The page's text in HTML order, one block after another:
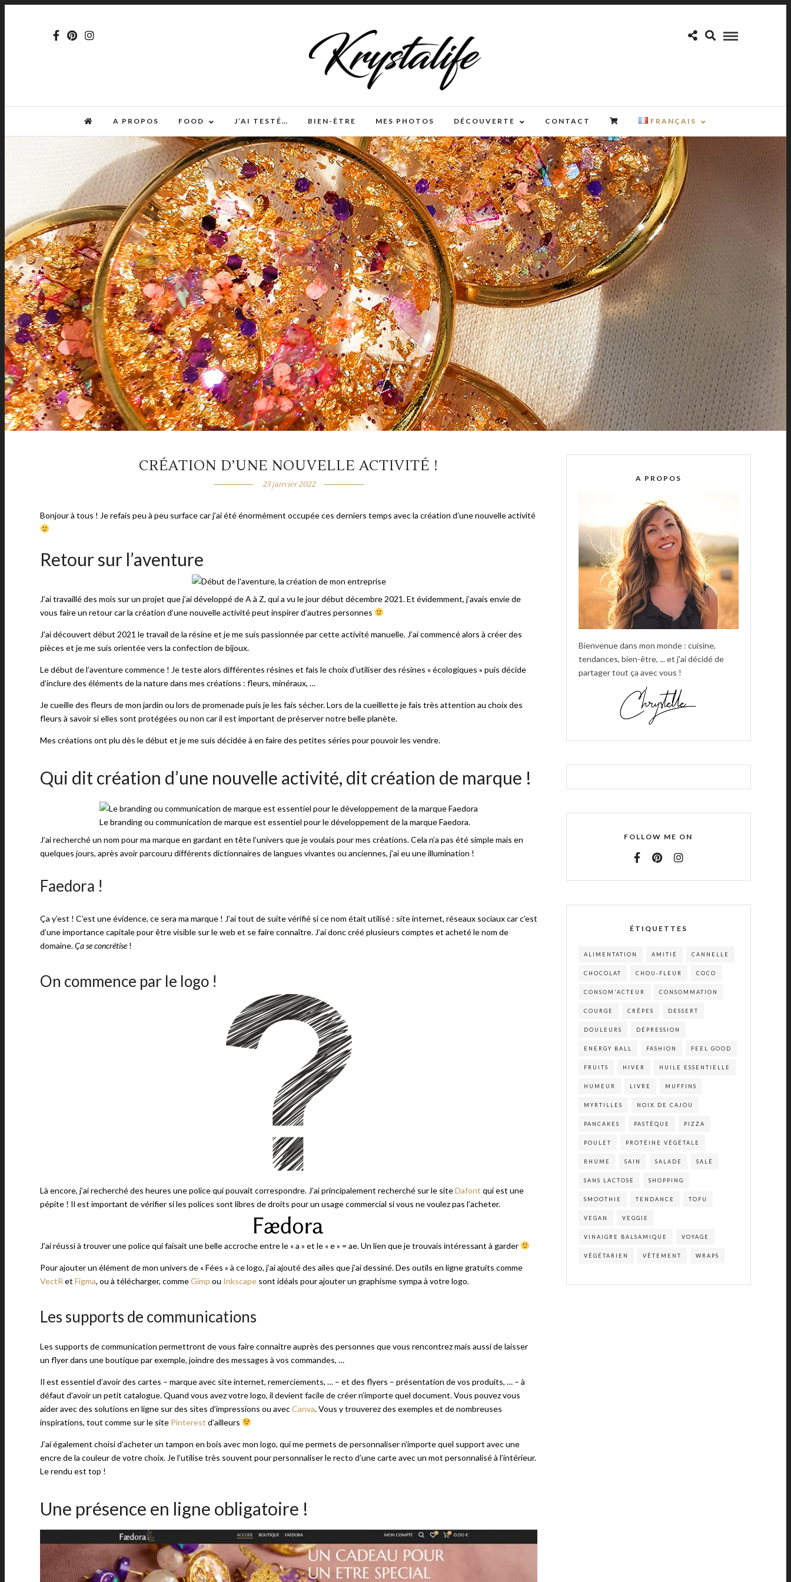
A PROPOS FOOD J’AI TESTÉ… BIEN-ÊTRE MES PHOTOS DÉCOUVERTE CONTACT FRANÇAIS
CRÉATION D’UNE NOUVELLE ACTIVITÉ !
23 janvier 2022
Bonjour à tous ! Je refais peu à peu surface car j’ai été énormément occupée ces derniers temps avec la création d’une nouvelle activité
Retour sur l’aventure
J’ai travaillé des mois sur un projet que j’ai développé de A à Z, qui a vu le jour début décembre 2021. Et évidemment, j’avais envie de
vous faire un retour car la création d’une nouvelle activité peut inspirer d’autres personnes
J’ai découvert début 2021 le travail de la résine et je me suis passionnée par cette activité manuelle. J’ai commencé alors à créer des
pièces et je me suis orientée vers la confection de bijoux.
Le début de l’aventure commence ! Je teste alors différentes résines et fais le choix d’utiliser des résines « écologiques » puis décide
d’inclure des éléments de la nature dans mes créations : fleurs, minéraux, …
Je cueille des fleurs de mon jardin ou lors de promenade puis je les fais sécher. Lors de la cueillette je fais très attention au choix des
fleurs à savoir si elles sont protégées ou non car il est important de préserver notre belle planète.
Mes créations ont plu dès le début et je me suis décidée à en faire des petites séries pour pouvoir les vendre.
Qui dit création d’une nouvelle activité, dit création de marque !
Le branding ou communication de marque est essentiel pour le développement de la marque Faedora.
J’ai recherché un nom pour ma marque en gardant en tête l’univers que je voulais pour mes créations. Cela n’a pas été simple mais en
quelques jours, après avoir parcouru différents dictionnaires de langues vivantes ou anciennes, j’ai eu une illumination !
Faedora !
Ça y’est ! C’est une évidence, ce sera ma marque ! J’ai tout de suite vérifié si ce nom était utilisé : site internet, réseaux sociaux car c’est
d’une importance capitale pour être visible sur le web et se faire connaître. J’ai donc créé plusieurs comptes et acheté le nom de
domaine.Ça se concrétise!
On commence par le logo !
Là encore, j’ai recherché des heures une police qui pouvait correspondre. J’ai principalement recherché sur le siteDafont qui est une
pépite ! Il est important de vérifier si les polices sont libres de droits pour un usage commercial si vous ne voulez pas l’acheter.
J’ai réussi à trouver une police qui faisait une belle accroche entre le « a » et le « e » = ae. Un lien que je trouvais intéressant à garder
Pour ajouter un élément de mon univers de « Fées » à ce logo, j’ai ajouté des ailes que j’ai dessiné. Des outils en ligne gratuits comme
VectR et Figma, ou à télécharger, commeGimp ou Inkscape sont idéals pour ajouter un graphisme sympa à votre logo.
Les supports de communications
Les supports de communication permettront de vous faire connaitre auprès des personnes que vous rencontrez mais aussi de laisser
un flyer dans une boutique par exemple, joindre des messages à vos commandes, …
Il est essentiel d’avoir des cartes – marque avec site internet, remerciements, … – et des flyers – présentation de vos produits, … – à
défaut d’avoir un petit catalogue. Quand vous avez votre logo, il devient facile de créer n’importe quel document. Vous pouvez vous
aider avec des solutions en ligne sur des sites d’impressions ou avecCanva. Vous y trouverez des exemples et de nombreuses
inspirations, tout comme sur le site Pinterest d’ailleurs
J’ai également choisi d’acheter un tampon en bois avec mon logo, qui me permets de personnaliser n’importe quel support avec une
encre de la couleur de votre choix. Je l’utilise très souvent pour personnaliser le recto d’une carte avec un mot personnalisé à l’intérieur.
Le rendu est top !
Une présence en ligne obligatoire !
A PROPOS
Bienvenue dans mon monde : cuisine,
tendances, bien-être, ... et j'ai décidé de
partager tout ça avec vous !
FOLLOW ME ON
ÉTIQUETTES
ALIMENTATION AMITIÉ CANNELLE
CHOCOLAT CHOU-FLEUR COCO
CONSOM'ACTEUR CONSOMMATION
COURGE CRÊPES DESSERT
DOULEURS DÉPRESSION
ENERGY BALL FASHION FEEL GOOD
FRUITS HIVER HUILE ESSENTIELLE
HUMEUR LIVRE MUFFINS
MYRTILLES NOIX DE CAJOU
PANCAKES PASTÈQUE PIZZA
POULET PROTÉINE VÉGÉTALE
RHUME SAIN SALADE SALÉ
SANS LACTOSE SHOPPING
SMOOTHIE TENDANCE TOFU
VEGAN VEGGIE
VINAIGRE BALSAMIQUE VOYAGE
VÉGÉTARIEN VÊTEMENT WRAPS